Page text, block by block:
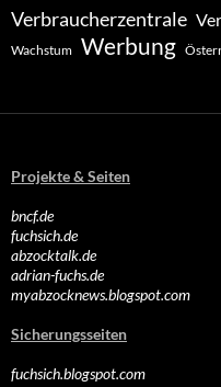
Verbraucherzentrale
Wachstum Werbung
Projekte & Seiten
bncf.de
fuchsich.de
abzocktalk.de
adrian-fuchs.de
myabzocknews.blogspot.com
Sicherungsseiten
fuchsich.blogspot.com